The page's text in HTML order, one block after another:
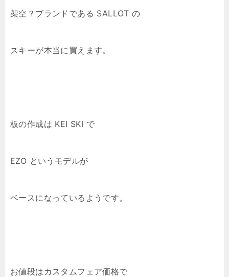
架空？ブランドである SALLOT の
スキーが本当に買えます。
板の作成は KEI SKI で
EZO というモデルが
ベースになっているようです。
お値段はカスタムフェア価格で